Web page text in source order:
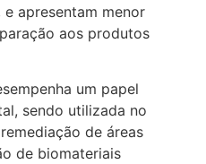
apresentam menor
aos produtos
um papel
sendo utilizada no
de áreas
de biomateriais